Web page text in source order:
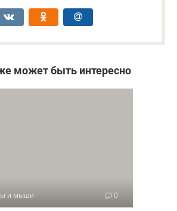
может быть интересно
и мыши 0